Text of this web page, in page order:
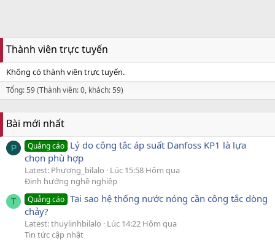
Thành viên trực tuyến
Không có thành viên trực tuyến.
Tổng: 59 (Thành viên: 0, khách: 59)
Bài mới nhất
P Quảng cáo Lý do công tắc áp suất Danfoss KP1 là lựa
chọn phù hợp
Latest: Phương_bilalo
Lúc 15:58 Hôm qua
Định hướng nghề nghiệp
T Quảng cáo Tại sao hệ thống nước nóng cần công tắc dòng
chảy?
Latest: thuylinhbilalo
Lúc 14:22 Hôm qua
Tin tức cập nhật